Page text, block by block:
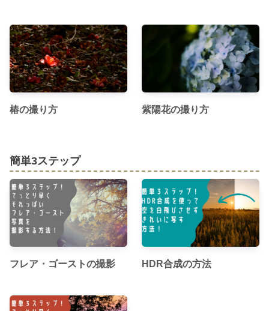
椿の撮り方 紫陽花の撮り方
簡単3ステップ
フレア・ゴーストの撮影 HDR合成の方法